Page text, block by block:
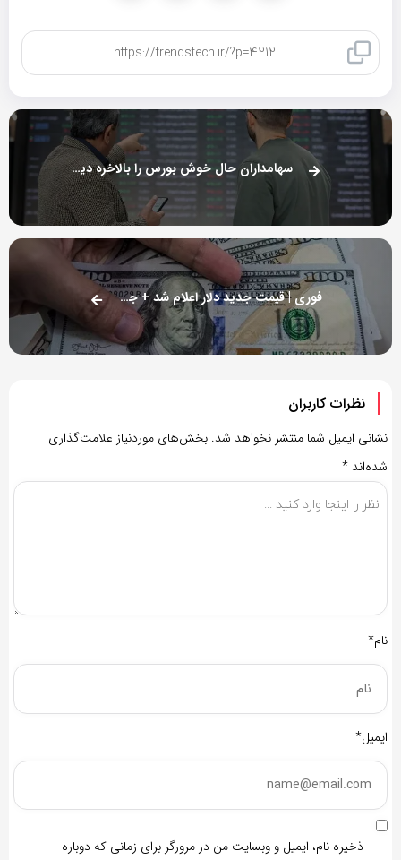
سهامداران حال خوش بورس را بالاخره دیدند (۲۱ آبان)
فوری | قیمت جدید دلار اعلام شد + جدول ۲۱ آبان
نظرات کاربران
نشانی ایمیل شما منتشر نخواهد شد. بخش‌های موردنیاز علامت‌گذاری
شده‌اند *
نام*
ایمیل*
ذخیره نام، ایمیل و وبسایت من در مرورگر برای زمانی که دوباره